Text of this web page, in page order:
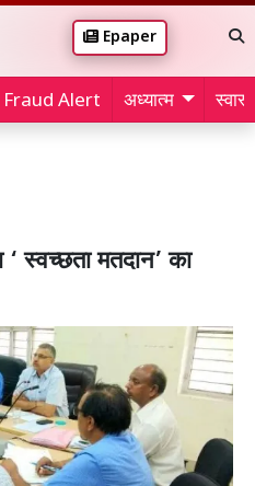
Epaper
Fraud Alert अध्यात्म
स्वच्छता मतदान’ का